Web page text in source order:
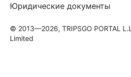
Юридические документы
© 2013—2026, TRIPSGO PORTAL
Limited